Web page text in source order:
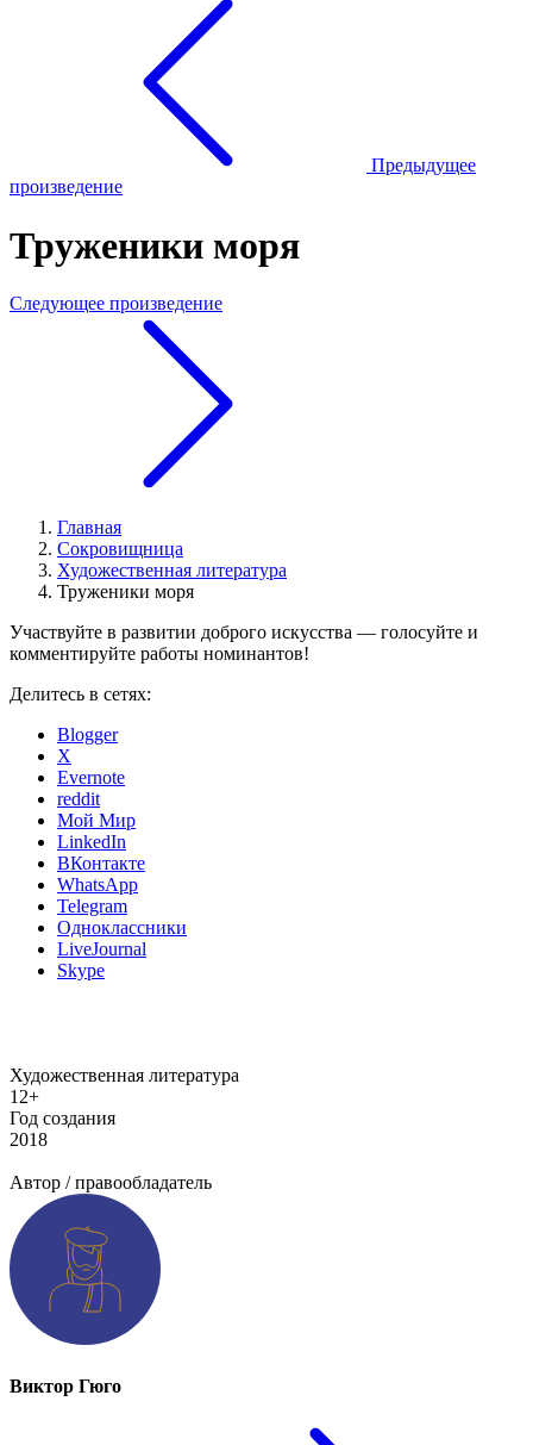
Предыдущее
произведение
Труженики моря
Следующее произведение
Главная
Сокровищница
Художественная литература
Труженики моря
Участвуйте в развитии доброго искусства — голосуйте и
комментируйте работы номинантов!
Делитесь в сетях:
Blogger
X
Evernote
reddit
Мой Мир
LinkedIn
ВКонтакте
WhatsApp
Telegram
Одноклассники
LiveJournal
Skype
Художественная литература
12+
Год создания
2018
Автор / правообладатель
Виктор Гюго